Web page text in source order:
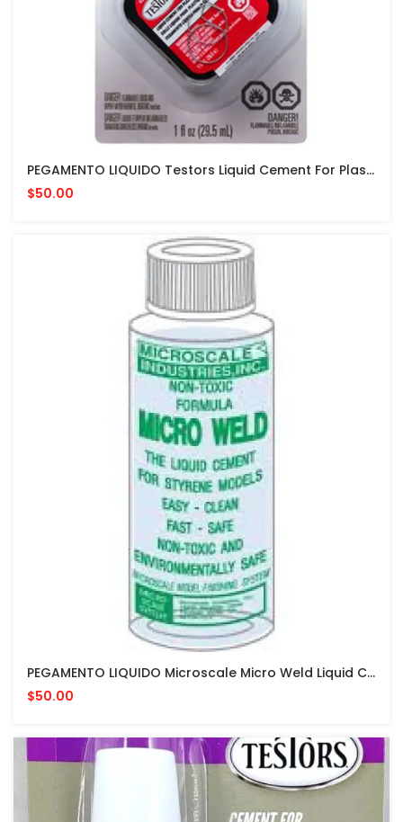
PEGAMENTO LIQUIDO Testors Liquid Cement For Plastic Models 1 Fl Oz PARA MODELISMO
$50.00
PEGAMENTO LIQUIDO Microscale Micro Weld Liquid Cement #06 PARA MODELISMO
$50.00